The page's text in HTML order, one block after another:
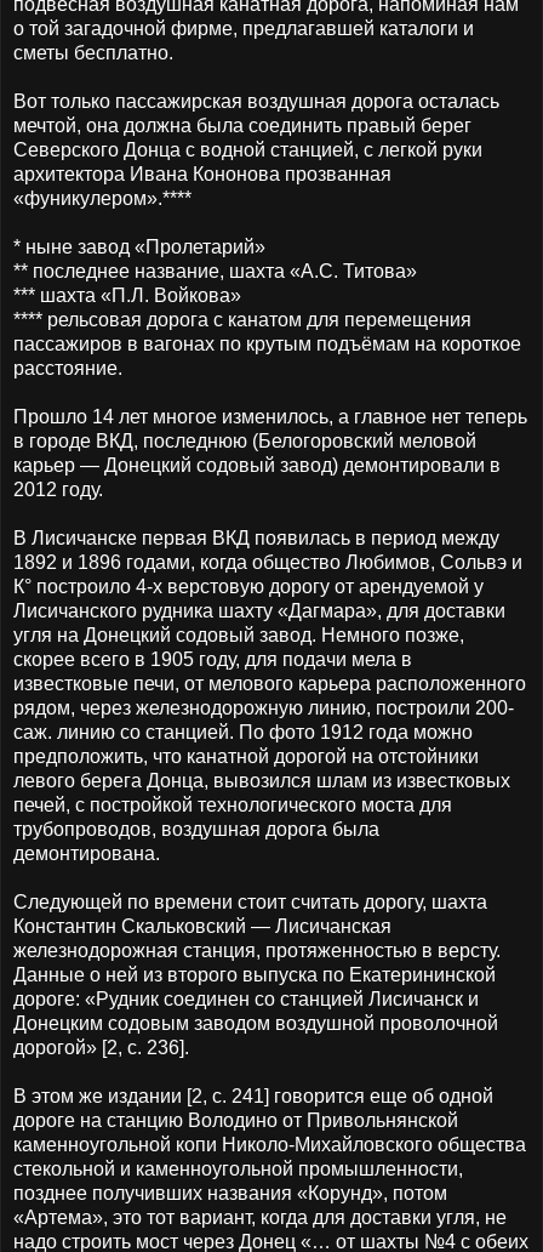
о той загадочной фирме, предлагавшей каталоги и
сметы бесплатно.
Вот только пассажирская воздушная дорога осталась
мечтой, она должна была соединить правый берег
Северского Донца с водной станцией, с легкой руки
архитектора Ивана Кононова прозванная
«фуникулером».****
* ныне завод «Пролетарий»
** последнее название, шахта «А.С. Титова»
*** шахта «П.Л. Войкова»
**** рельсовая дорога с канатом для перемещения
пассажиров в вагонах по крутым подъёмам на короткое
расстояние.
Прошло 14 лет многое изменилось, а главное нет теперь
в городе ВКД, последнюю (Белогоровский меловой
карьер — Донецкий содовый завод) демонтировали в
2012 году.
В Лисичанске первая ВКД появилась в период между
1892 и 1896 годами, когда общество Любимов, Сольвэ и
К° построило 4-х верстовую дорогу от арендуемой у
Лисичанского рудника шахту «Дагмара», для доставки
угля на Донецкий содовый завод. Немного позже,
скорее всего в 1905 году, для подачи мела в
известковые печи, от мелового карьера расположенного
рядом, через железнодорожную линию, построили 200-
саж. линию со станцией. По фото 1912 года можно
предположить, что канатной дорогой на отстойники
левого берега Донца, вывозился шлам из известковых
печей, с постройкой технологического моста для
трубопроводов, воздушная дорога была
демонтирована.
Следующей по времени стоит считать дорогу, шахта
Константин Скальковский — Лисичанская
железнодорожная станция, протяженностью в версту.
Данные о ней из второго выпуска по Екатерининской
дороге: «Рудник соединен со станцией Лисичанск и
Донецким содовым заводом воздушной проволочной
дорогой» [2, с. 236].
В этом же издании [2, с. 241] говорится еще об одной
дороге на станцию Володино от Привольнянской
каменноугольной копи Николо-Михайловского общества
стекольной и каменноугольной промышленности,
позднее получивших названия «Корунд», потом
«Артема», это тот вариант, когда для доставки угля, не
надо строить мост через Донец «… от шахты №4 с обеих